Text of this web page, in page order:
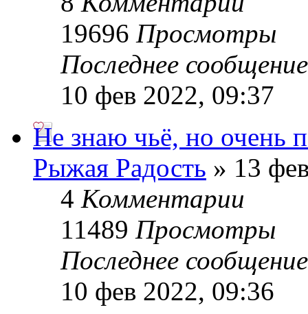
19696 Просмотры
Последнее
10 фев 2022, 09:37
Не знаю чьё, но очень
Рыжая Радость » 13
4 Комментарии
11489 Просмотры
Последнее
10 фев 2022, 09:36